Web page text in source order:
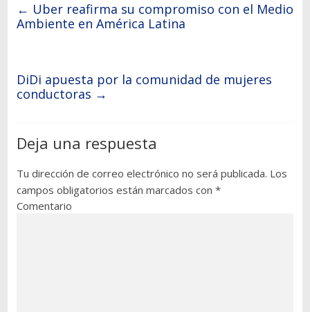
← Uber reafirma su compromiso con el Medio
Ambiente en América Latina
DiDi apuesta por la comunidad de mujeres
conductoras →
Deja una respuesta
Tu dirección de correo electrónico no será publicada. Los
campos obligatorios están marcados con *
Comentario